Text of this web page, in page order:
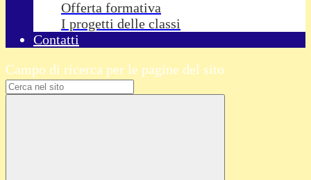
Offerta formativa
I progetti delle classi
Contatti
Campo di ricerca per le pagine del sito